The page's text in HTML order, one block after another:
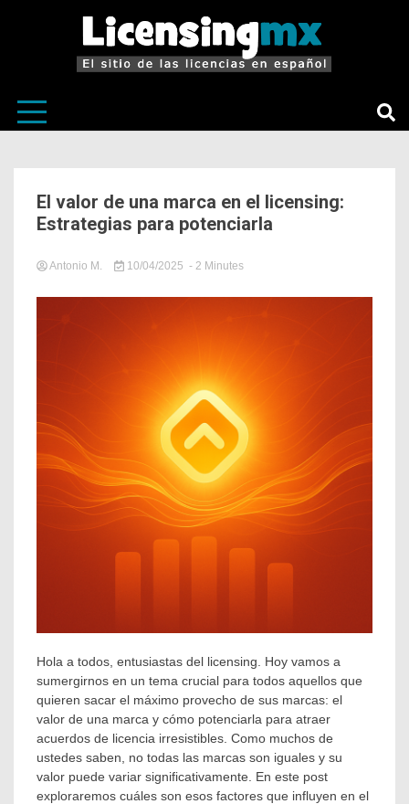
El valor de una marca en el licensing:
Estrategias para potenciarla
Antonio M.
10/04/2025
Licensing
- 2 Minutes
Hola a todos, entusiastas del licensing. Hoy vamos a
sumergirnos en un tema crucial para todos aquellos que
quieren sacar el máximo provecho de sus marcas: el
valor de una marca y cómo potenciarla para atraer
acuerdos de licencia irresistibles. Como muchos de
ustedes saben, no todas las marcas son iguales y su
valor puede variar significativamente. En este post
exploraremos cuáles son esos factores que influyen en el